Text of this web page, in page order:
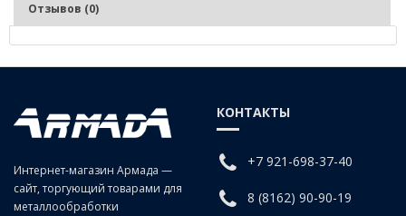
Отзывов (0)
Нарезание и калибрование метрической внутренней резьбы в
заготовках изделиях из чугунов, сталей средней и низкой
твердости, цветных сплавов.
Для сквозных отверстий.
Интернет-магазин Армада —
сайт, торгующий товарами для
металлообработки
КОНТАКТЫ
+7 921-698-37-40
8 (8162) 90-90-19